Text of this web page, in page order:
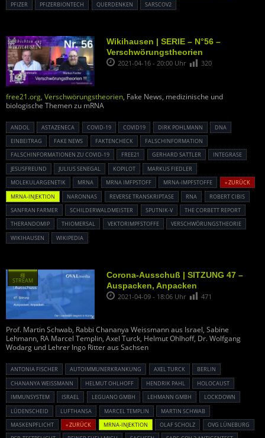
PFIZER
PFIZERBIONTECH QUERDENKEN SARSCOV2
Wikihausen | SERIE – N°56 –
Verschwörungstheorien
2021-04-16 - 20:00 Uhr 320
free21.org, Verschwörungstheorien, Fake News, medizinische und
biologische Themen zu mRNA
ANDOL ASTAZENECA COVID-19 COVID19 DIRK POHLMANN
DNA
EINBEITRAG
FAKE NEWS FAKTENCHECK
FALSCHINFORMATION
FALSCHINFORMATIONEN ZU COVID-19
FREE21 GERHARD SATTLER
INTEGRASE
JESUSFREUND
JULIUS SENEGAL KOPILOT
MARKUS FIEDLER
MOLEKULARGENETIK
MRNA MRNA IMFPSTOFF MRNA-IMPFSTOFFE
« ZURÜCK
MRNA-INJEKTION
NARONNAS REVERSE TRANSKRIPTASE RNA
ROBERT CIBIS
SANFRAN FARMER
SCHILDERWALDMEISTER SPUTNIK-V
THE CORBETT REPORT
THERANDOMIP
THIOMERSAL VEKTORIMPFSTOFFE
VERSCHWÖRUNGSTHEORIE
WIKIHAUSEN
WIKIPEDIA
Corona-Ausschuß | SITZUNG 47 –
Auspacken, Anpacken
2021-04-09 - 18:06 Uhr 471
Prof. Martin Schwab, Rabbi Chananya Weissmann aus Israel, Sabine
Lehmann, RA Marcel Templin, Axel Turck, Helmut Ohlhoff, Dr. Wolfgang
Wodarg und Lehrer Ingo Ritter aus Sachsen
ANTONIA FISCHER AUTOIMMUNERKRANKUNG AXEL TURCK
BERLIN
CHANANYA WEISSMANN
HELMUT OHLHOFF HENDRIK PAHL
HOLOCAUST
IMMUNSYSTEM
ISRAEL LEGUANO GMBH LEHMANN GMBH
LOCKDOWN
LÜDENSCHEID
LUFTHANSA MARCEL TEMPLIN
MARTIN SCHWAB
MASKENPFLICHT
« ZURÜCK MRNA-INJEKTION OLAF SCHOLZ
OVG LÜNEBURG
種
STREAM